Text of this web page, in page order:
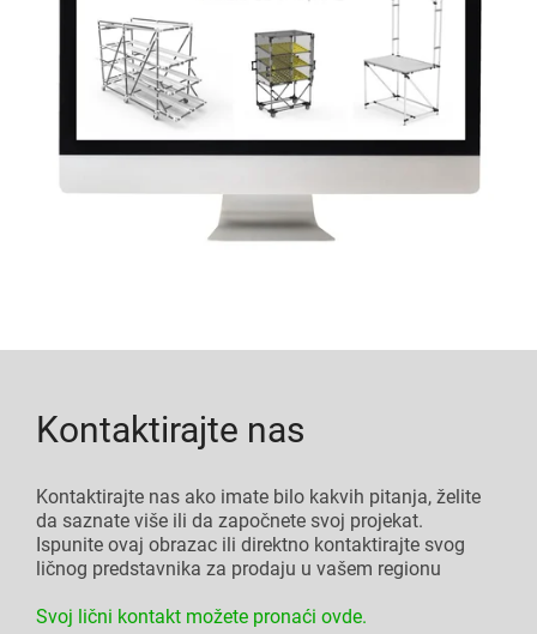
Kontaktirajte nas
Kontaktirajte nas ako imate bilo kakvih pitanja, želite
da saznate više ili da započnete svoj projekat.
Ispunite ovaj obrazac ili direktno kontaktirajte svog
ličnog predstavnika za prodaju u vašem regionu
Svoj lični kontakt možete pronaći ovde.